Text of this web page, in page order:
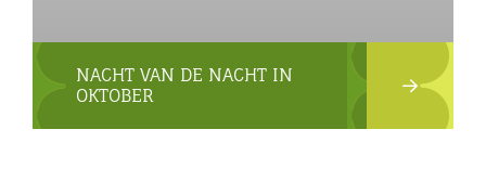
NACHT VAN DE NACHT IN
OKTOBER